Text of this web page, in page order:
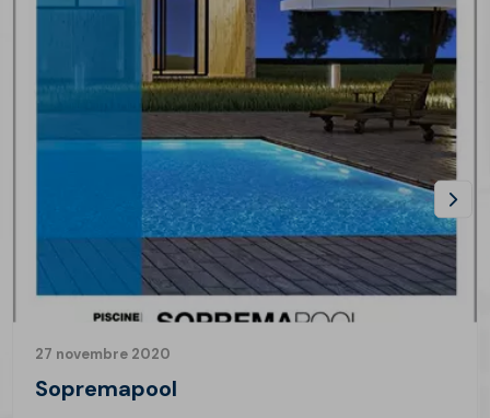
27 novembre 2020
Sopremapool